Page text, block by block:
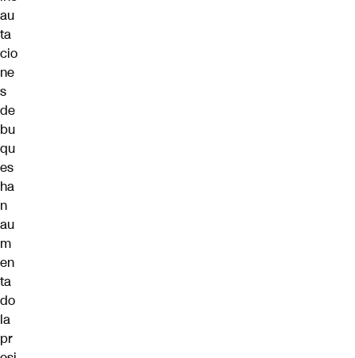
au
ta
cio
ne
s
de
bu
qu
es
ha
n
au
m
en
ta
do
la
pr